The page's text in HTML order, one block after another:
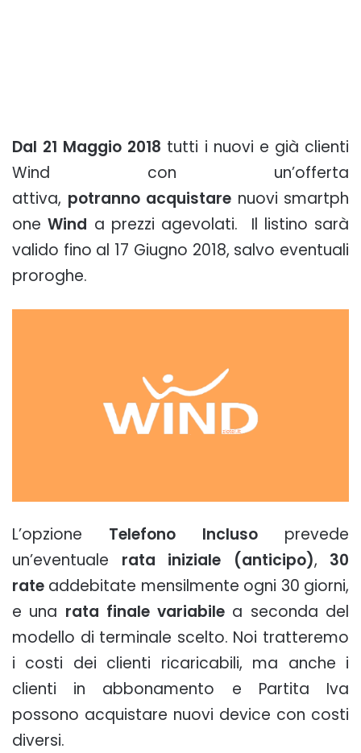
Dal 21 Maggio 2018 tutti i nuovi e già clienti
Wind con un’offerta
attiva, potranno acquistare nuovi smartph
one Wind a prezzi agevolati. Il listino sarà
valido fino al 17 Giugno 2018, salvo eventuali
proroghe.
L’opzione Telefono Incluso prevede
un’eventuale rata iniziale (anticipo), 30
rate addebitate mensilmente ogni 30 giorni,
e una rata finale variabile a seconda del
modello di terminale scelto. Noi tratteremo
i costi dei clienti ricaricabili, ma anche i
clienti in abbonamento e Partita Iva
possono acquistare nuovi device con costi
diversi.